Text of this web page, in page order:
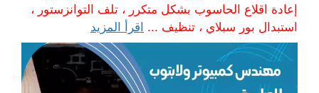
إعادة اقلاع الحاسوب بشكل متكرر ، تلف التوانزستور ،
استبدال بور سبلاي ، تنظيف ... اقرأ المزيد